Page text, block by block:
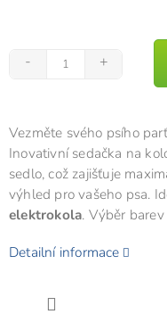
Vezměte svého psího
Inovativní sedačka na
sedlo, což zajišťuje
výhled pro vašeho psa.
elektrokola. Výběr
Detailní informace